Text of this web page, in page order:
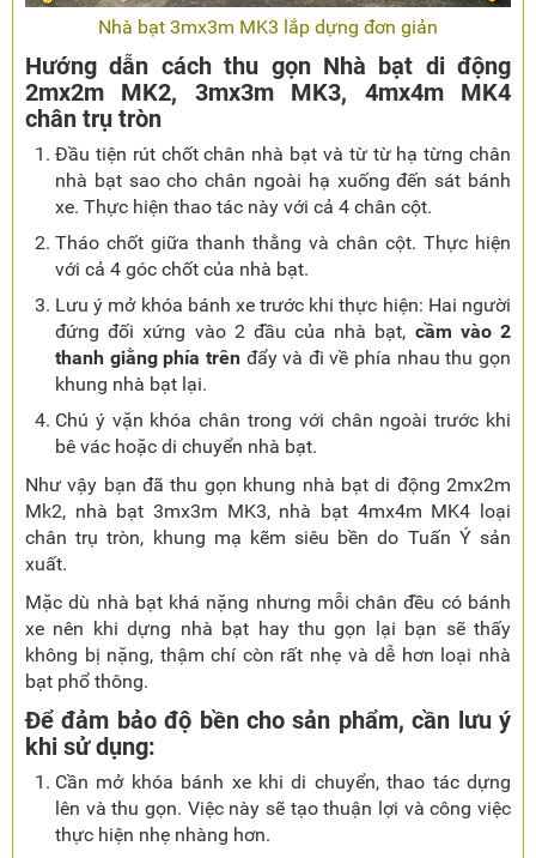
Nhà bạt 3mx3m MK3 lắp dựng đơn giản
Hướng dẫn cách thu gọn Nhà bạt di động
2mx2m MK2, 3mx3m MK3, 4mx4m MK4
chân trụ tròn
Đầu tiện rút chốt chân nhà bạt và từ từ hạ từng chân
nhà bạt sao cho chân ngoài hạ xuống đến sát bánh
xe. Thực hiện thao tác này với cả 4 chân cột.
Tháo chốt giữa thanh thằng và chân cột. Thực hiện
với cả 4 góc chốt của nhà bạt.
Lưu ý mở khóa bánh xe trước khi thực hiện: Hai người
đứng đối xứng vào 2 đầu của nhà bạt, cầm vào 2
thanh giằng phía trênđẩy và đi về phía nhau thu gọn
khung nhà bạt lại.
Chú ý vặn khóa chân trong với chân ngoài trước khi
bê vác hoặc di chuyển nhà bạt.
Như vậy bạn đã thu gọn khung nhà bạt di động 2mx2m
Mk2, nhà bạt 3mx3m MK3, nhà bạt 4mx4m MK4 loại
chân trụ tròn, khung mạ kẽm siêu bền do Tuấn Ý sản
xuất.
Mặc dù nhà bạt khá nặng nhưng mỗi chân đều có bánh
xe nên khi dựng nhà bạt hay thu gọn lại bạn sẽ thấy
không bị nặng, thậm chí còn rất nhẹ và dễ hơn loại nhà
bạt phổ thông.
Để đảm bảo độ bền cho sản phẩm, cần lưu ý
khi sử dụng:
Cần mở khóa bánh xe khi di chuyển, thao tác dựng
lên và thu gọn. Việc này sẽ tạo thuận lợi và công việc
thực hiện nhẹ nhàng hơn.